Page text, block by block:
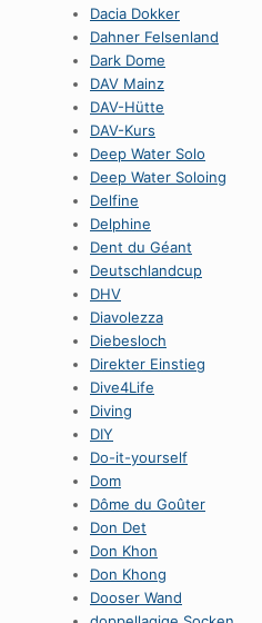
Dacia Dokker
Dahner Felsenland
Dark Dome
DAV Mainz
DAV-Hütte
DAV-Kurs
Deep Water Solo
Deep Water Soloing
Delfine
Delphine
Dent du Géant
Deutschlandcup
DHV
Diavolezza
Diebesloch
Direkter Einstieg
Dive4Life
Diving
DIY
Do-it-yourself
Dom
Dôme du Goûter
Don Det
Don Khon
Don Khong
Dooser Wand